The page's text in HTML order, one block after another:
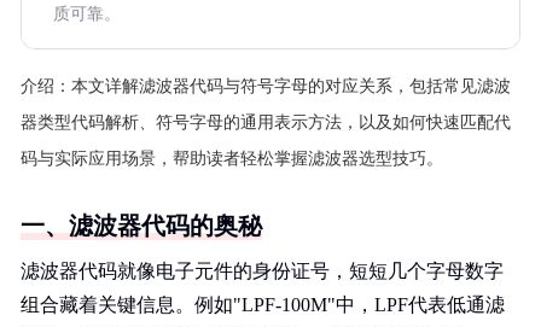
质可靠。
介绍： 本文详解滤波器代码与符号字母的对应关系，包括常见滤波
器类型代码解析、符号字母的通用表示方法，以及如何快速匹配代
码与实际应用场景，帮助读者轻松掌握滤波器选型技巧。
一、滤波器代码的奥秘
滤波器代码就像电子元件的身份证号，短短几个字母数字
组合藏着关键信息。例如"LPF-100M"中，LPF代表低通滤